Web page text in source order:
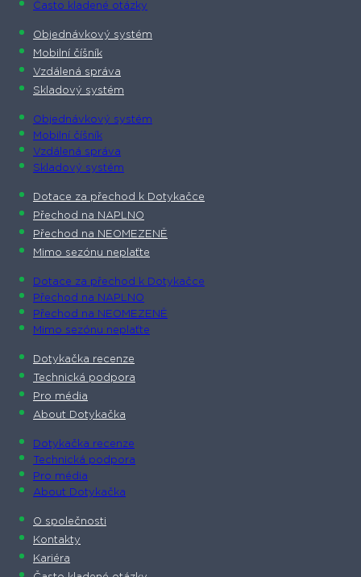
Často kladené otázky
Objednávkový systém
Mobilní číšník
Vzdálená správa
Skladový systém
Objednávkový systém
Mobilní číšník
Vzdálená správa
Skladový systém
Dotace za přechod k Dotykačce
Přechod na NAPLNO
Přechod na NEOMEZENĚ
Mimo sezónu neplaťte
Dotace za přechod k Dotykačce
Přechod na NAPLNO
Přechod na NEOMEZENĚ
Mimo sezónu neplaťte
Dotykačka recenze
Technická podpora
Pro média
About Dotykačka
Dotykačka recenze
Technická podpora
Pro média
About Dotykačka
O společnosti
Kontakty
Kariéra